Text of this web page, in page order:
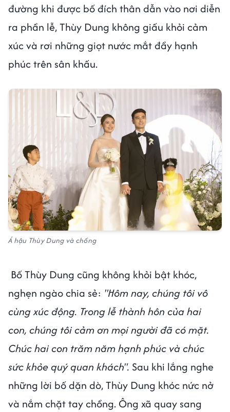
đường khi được bố đích thân dẫn vào nơi diễn
ra phần lễ, Thùy Dung không giấu khỏi cảm
xúc và rơi những giọt nước mắt đầy hạnh
phúc trên sân khấu.
Á hậu Thùy Dung và chồng
Bố Thùy Dung cũng không khỏi bật khóc,
nghẹn ngào chia sẻ: "Hôm nay, chúng tôi vô
cùng xúc động. Trong lễ thành hôn của hai
con, chúng tôi cảm ơn mọi người đã có mặt.
Chúc hai con trăm năm hạnh phúc và chúc
sức khỏe quý quan khách". Sau khi lắng nghe
những lời bố dặn dò, Thùy Dung khóc nức nở
và nắm chặt tay chồng. Ông xã quay sang